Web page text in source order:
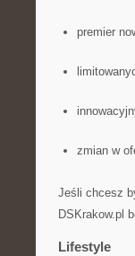
premier
zmian w
Jeśli chcesz
DSKrakow.pl
Lifestyle